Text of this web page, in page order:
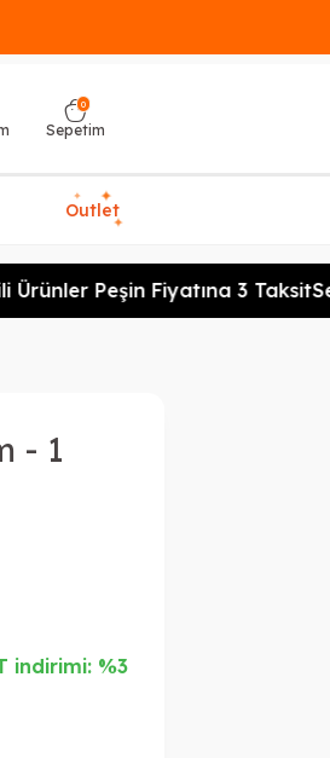
0
Sepetim
Outlet
✦ ✦
✦
Peşin Fiyatına 3 Taksit
- 1
indirimi: %3